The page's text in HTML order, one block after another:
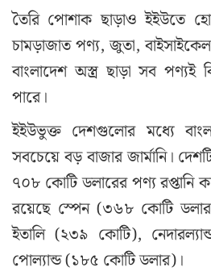
তৈরি পোশাক ছাড়াও ইইউতে
চামড়াজাত পণ্য, জুতা, বাইসাইকেল
বাংলাদেশ অস্ত্র ছাড়া সব পণ্যই
পারে।
ইইউভুক্ত দেশগুলোর মধ্যে
সবচেয়ে বড় বাজার জার্মানি।
৭০৮ কোটি ডলারের পণ্য রপ্তানি
রয়েছে স্পেন (৩৬৮ কোটি
ইতালি (২৩৯ কোটি),
পোল্যান্ড (১৮৫ কোটি ডলার)।